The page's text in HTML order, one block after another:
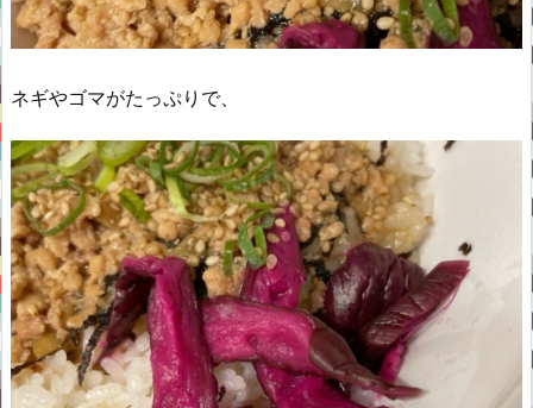
ネギやゴマがたっぷりで、